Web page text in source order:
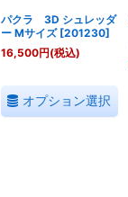
パクラ 3D シュレッダ
ー Mサイズ [201230]
16,500円(税込)
オプション選択